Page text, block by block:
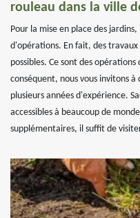
rouleau dans la ville
Pour la mise en place des
d'opérations. En fait, des travaux
possibles. Ce sont des
conséquent, nous vous invitons
plusieurs années d'expérience.
accessibles à beaucoup de
supplémentaires, il suffit de